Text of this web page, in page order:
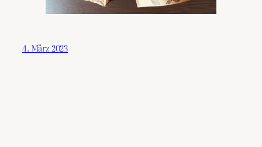
4. März 2023